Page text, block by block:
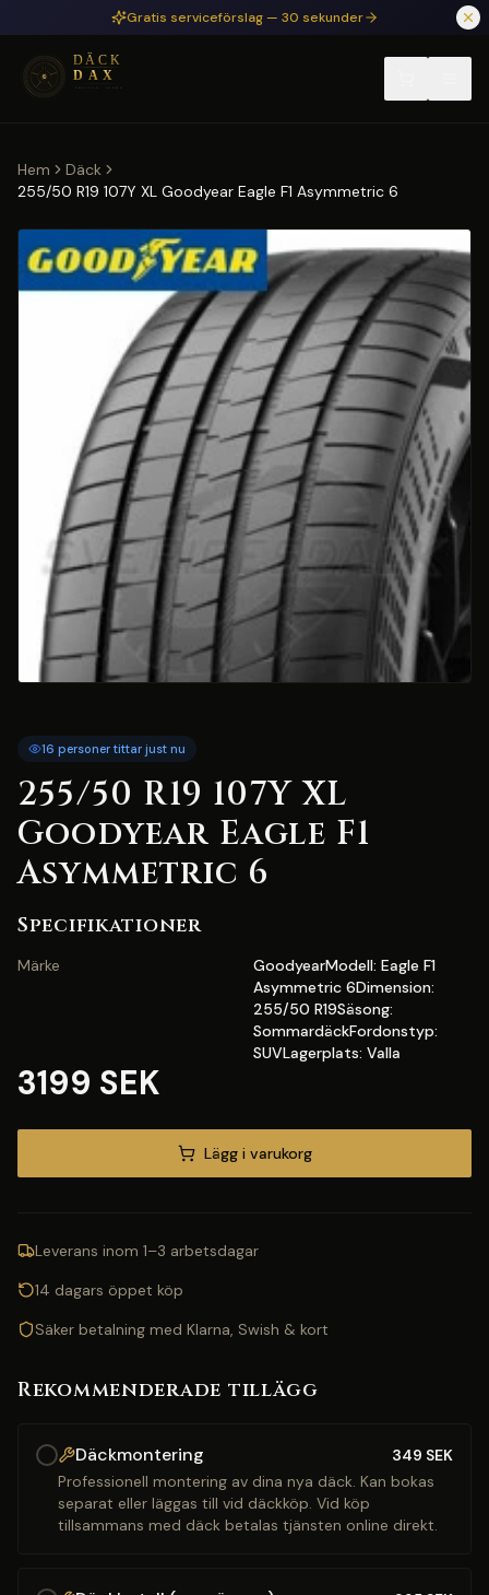
Hoppa till huvudinnehållGratis serviceförslag — 30 sekunder
Hem
Däck
255/50 R19 107Y XL Goodyear Eagle F1 Asymmetric 6
16 personer tittar just nu
255/50 R19 107Y XL
Goodyear Eagle F1
Asymmetric 6
Specifikationer
Märke
GoodyearModell: Eagle F1
Asymmetric 6Dimension:
255/50 R19Säsong:
SommardäckFordonstyp:
SUVLagerplats: Valla
3199 SEK
Lägg i varukorg
Leverans inom 1–3 arbetsdagar
14 dagars öppet köp
Säker betalning med Klarna, Swish & kort
Rekommenderade tillägg
Däckmontering 349 SEK
Professionell montering av dina nya däck. Kan bokas
separat eller läggas till vid däckköp. Vid köp
tillsammans med däck betalas tjänsten online direkt.